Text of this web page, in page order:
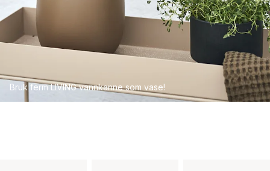
Bruk ferm LIVING vannkanne som vase!